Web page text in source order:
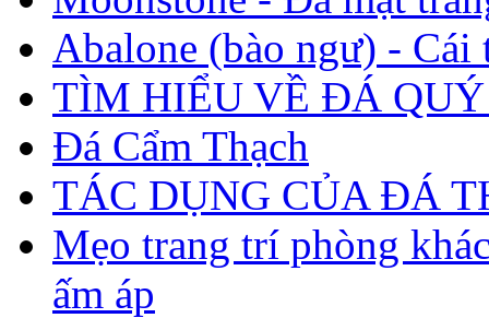
Abalone (bào ngư) - Cái
TÌM HIỂU VỀ ĐÁ QUÝ
Đá Cẩm Thạch
TÁC DỤNG CỦA ĐÁ
Mẹo trang trí phòng
ấm áp